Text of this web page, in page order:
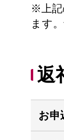
※上記
ます
返
お申